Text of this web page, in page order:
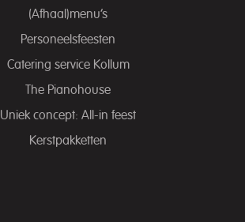
(Afhaal)menu’s
Personeelsfeesten
Catering service Kollum
The Pianohouse
Uniek concept: All-in feest
Kerstpakketten